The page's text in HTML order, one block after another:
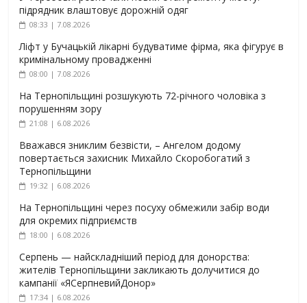
підрядник влаштовує дорожній одяг
08:33 | 7.08.2026
Ліфт у Бучацькій лікарні будуватиме фірма, яка фігурує в
кримінальному провадженні
08:00 | 7.08.2026
На Тернопільщині розшукують 72-річного чоловіка з
порушенням зору
21:08 | 6.08.2026
Вважався зниклим безвісти, – Ангелом додому
повертається захисник Михайло Скоробогатий з
Тернопільщини
19:32 | 6.08.2026
На Тернопільщині через посуху обмежили забір води
для окремих підприємств
18:00 | 6.08.2026
Серпень — найскладніший період для донорства:
жителів Тернопільщини закликають долучитися до
кампанії «ЯСерпневийДонор»
17:34 | 6.08.2026